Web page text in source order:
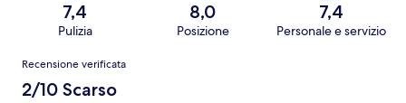
7,4
Pulizia
8,0
Posizione
7,4
Personale e servizio
Recensioni
Recensione verificata
2/10 Scarso